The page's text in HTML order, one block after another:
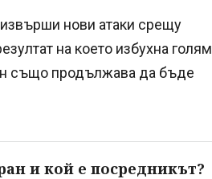
нови атаки срещу
на което избухна голям
също продължава да бъде
и кой е посредникът?